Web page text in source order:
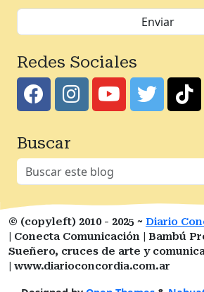
Redes Sociales
Buscar
© (copyleft) 2010 - 2025 ~ Diario
| Conecta Comunicación | Bambú
Sueñero, cruces de arte y
| www.diarioconcordia.com.ar